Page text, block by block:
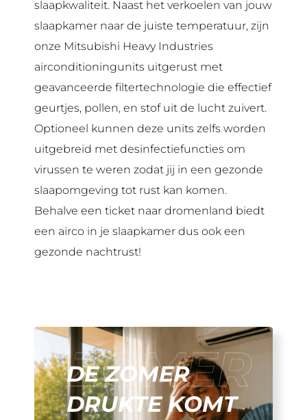
slaapkwaliteit. Naast het verkoelen van jouw
slaapkamer naar de juiste temperatuur, zijn
onze Mitsubishi Heavy Industries
airconditioningunits uitgerust met
geavanceerde filtertechnologie die effectief
geurtjes, pollen, en stof uit de lucht zuivert.
Optioneel kunnen deze units zelfs worden
uitgebreid met desinfectiefuncties om
virussen te weren zodat jij in een gezonde
slaapomgeving tot rust kan komen.
Behalve een ticket naar dromenland biedt
een airco in je slaapkamer dus ook een
gezonde nachtrust!
DE ZOMER
DRUKTE KOMT